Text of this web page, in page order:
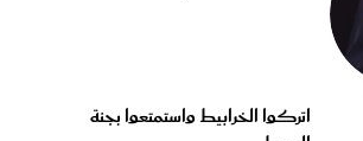
اتركوا الخرابيط واستمتعوا بجنة